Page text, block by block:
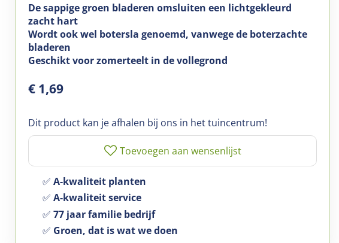
De sappige groen bladeren omsluiten een lichtgekleurd
zacht hart
Wordt ook wel botersla genoemd, vanwege de boterzachte
bladeren
Geschikt voor zomerteelt in de vollegrond
€ 1,69
Dit product kan je afhalen bij ons in het tuincentrum!
✅ A-kwaliteit planten
✅ A-kwaliteit service
✅ 77 jaar familie bedrijf
✅ Groen, dat is wat we doen